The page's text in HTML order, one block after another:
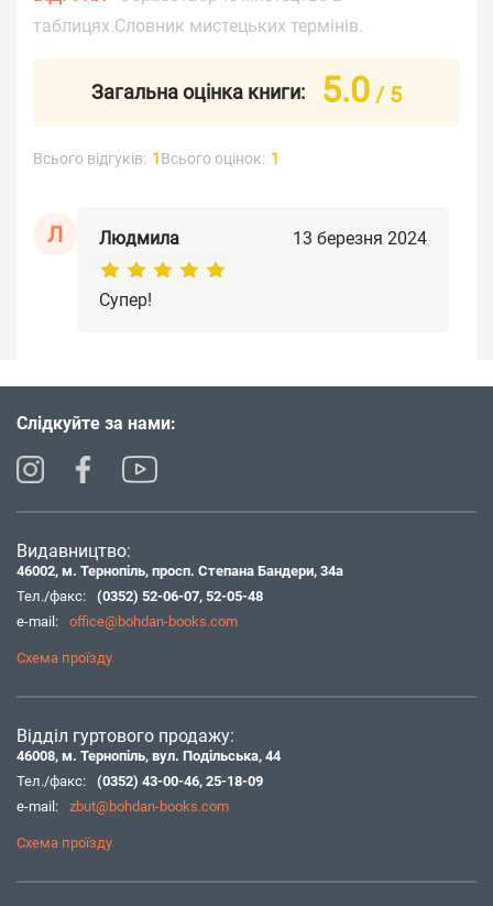
таблицях.Словник мистецьких термінів.
Загальна оцінка книги: 5.0 / 5
Всього відгуків: 1Всього оцінок: 1
Л Людмила 13 березня 2024
Супер!
Слідкуйте за нами:
Видавництво:
46002, м. Тернопіль, просп. Степана Бандери, 34а
Тел./факс:
(0352) 52-06-07, 52-05-48
e-mail:
office@bohdan-books.com
Схема проїзду
Відділ гуртового продажу:
46008, м. Тернопіль, вул. Подільська, 44
Тел./факс:
(0352) 43-00-46, 25-18-09
e-mail:
zbut@bohdan-books.com
Схема проїзду